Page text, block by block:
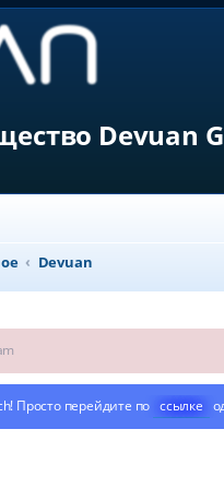
Devuan
Devuan
Просто перейдите по ссылке